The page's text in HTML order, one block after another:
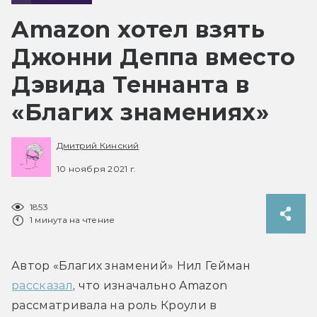
Amazon хотел взять
Джонни Деппа вместо
Дэвида Теннанта в
«Благих знамениях»
Дмитрий Кинский
10 ноября 2021 г.
1853
1 минута на чтение
рассказал, что изначально Amazon
рассматривала на роль Кроули в